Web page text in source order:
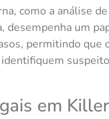
como a análise
desempenha um
permitindo que
em